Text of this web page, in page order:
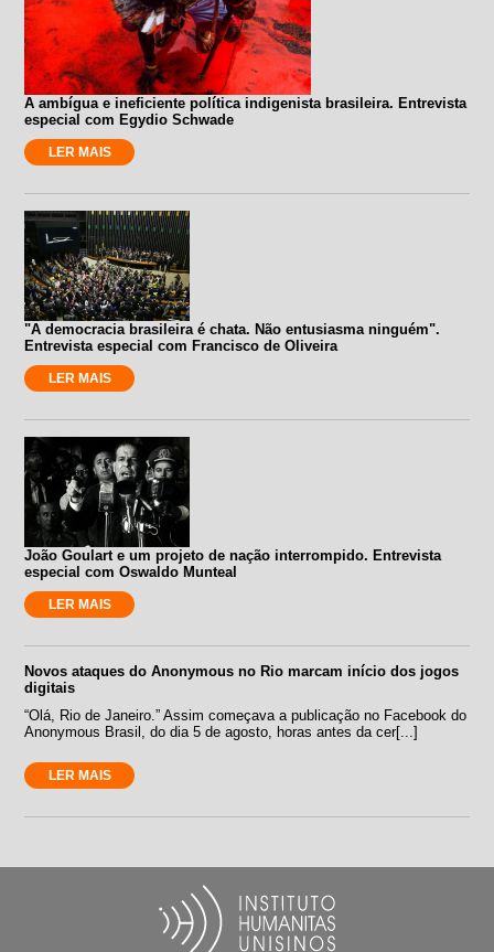
A ambígua e ineficiente política indigenista brasileira. Entrevista
especial com Egydio Schwade
LER MAIS
"A democracia brasileira é chata. Não entusiasma ninguém".
Entrevista especial com Francisco de Oliveira
LER MAIS
João Goulart e um projeto de nação interrompido. Entrevista
especial com Oswaldo Munteal
LER MAIS
Novos ataques do Anonymous no Rio marcam início dos jogos
digitais
“Olá, Rio de Janeiro.” Assim começava a publicação no Facebook do
Anonymous Brasil, do dia 5 de agosto, horas antes da cer[...]
LER MAIS